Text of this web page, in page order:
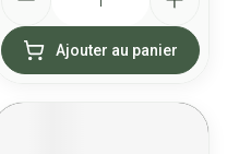
Ajouter au panier